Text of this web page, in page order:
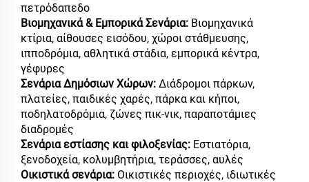
πετρόδαπεδο
Βιομηχανικά & Εμπορικά Σενάρια: Βιομηχανικά
κτίρια, αίθουσες εισόδου, χώροι στάθμευσης,
ιπποδρόμια, αθλητικά στάδια, εμπορικά κέντρα,
γέφυρες
Σενάρια Δημόσιων Χώρων: Διάδρομοι πάρκων,
πλατείες, παιδικές χαρές, πάρκα και κήποι,
ποδηλατοδρόμια, ζώνες πικ-νικ, παραποτάμιες
διαδρομές
Σενάρια εστίασης και φιλοξενίας: Εστιατόρια,
ξενοδοχεία, κολυμβητήρια, τεράσσες, αυλές
Οικιστικά σενάρια: Οικιστικές περιοχές, ιδιωτικές